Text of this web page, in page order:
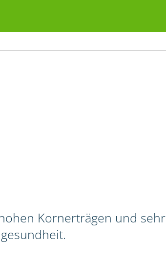
Kornerträgen und sehr